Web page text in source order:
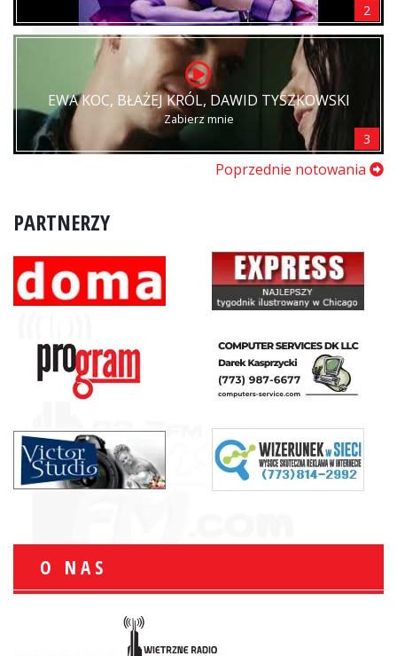
2
EWA KOC, BŁAŻEJ KRÓL, DAWID TYSZKOWSKI
Zabierz mnie
3
Poprzednie notowania
PARTNERZY
O NAS